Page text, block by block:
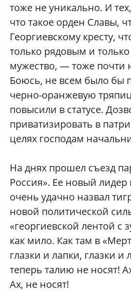
тоже не уникально. И
что такое орден Славы,
Георгиевскому кресту,
только рядовым и
мужество, — тоже почти
Боюсь, не всем было бы
черно-оранжевую
повысили в статусе.
приватизировать в
целях господам
На днях прошел съезд
Россия». Ее новый лидер
очень удачно назвал
новой политической
«георгиевской лентой с
как мило. Как там в
глазки и лапки, глазки и
теперь талию не носят!
Ах, не носят!